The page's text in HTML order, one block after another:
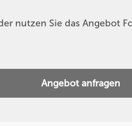
nutzen Sie das Angebot
Angebot anfragen